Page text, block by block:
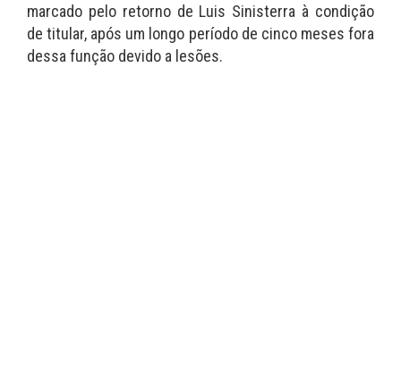
marcado pelo retorno de Luis Sinisterra à condição
de titular, após um longo período de cinco meses fora
dessa função devido a lesões.